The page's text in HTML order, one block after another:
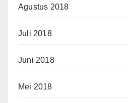
Agustus 2018
Juli 2018
Juni 2018
Mei 2018